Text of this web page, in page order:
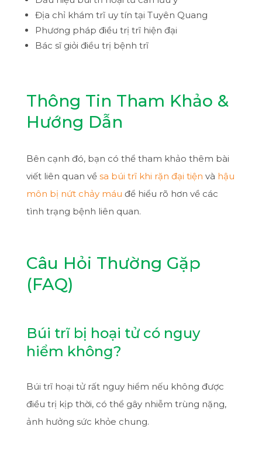
Địa chỉ khám trĩ uy tín tại Tuyên Quang
Phương pháp điều trị trĩ hiện đại
Bác sĩ giỏi điều trị bệnh trĩ
Thông Tin Tham Khảo &
Hướng Dẫn
Bên cạnh đó, bạn có thể tham khảo thêm bài
viết liên quan về sa búi trĩ khi rặn đại tiện và hậu
môn bị nứt chảy máu để hiểu rõ hơn về các
tình trạng bệnh liên quan.
Câu Hỏi Thường Gặp
(FAQ)
Búi trĩ bị hoại tử có nguy
hiểm không?
Búi trĩ hoại tử rất nguy hiểm nếu không được
điều trị kịp thời, có thể gây nhiễm trùng nặng,
ảnh hưởng sức khỏe chung.